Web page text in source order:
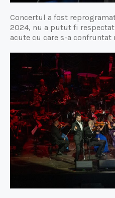
Concertul a fost
2024, nu a putut fi
acute cu care s-a confruntat